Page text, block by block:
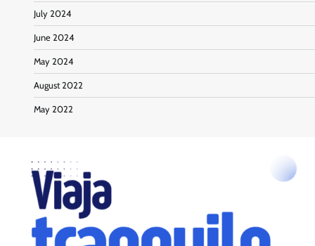
July 2024
June 2024
May 2024
August 2022
May 2022